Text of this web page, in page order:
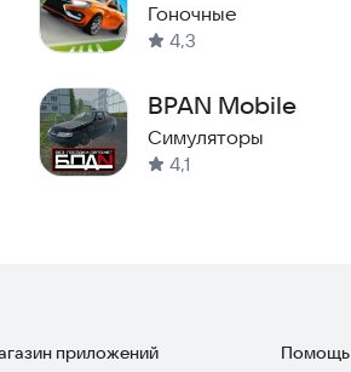
очки, кепка, шорты, туфли)
Гоночные
4,3
BPAN Mobile
Симуляторы
4,1
приложений
Помощь